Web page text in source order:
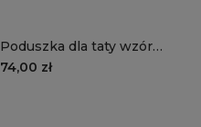
Poduszka dla taty wzór
DT15 | ogniste serce
74,00 zł